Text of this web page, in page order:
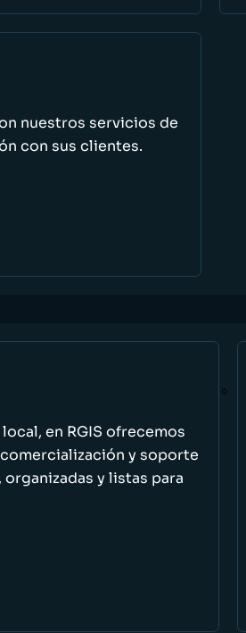
nuestros servicios de
con sus clientes.
en RGIS ofrecemos
y soporte
y listas para